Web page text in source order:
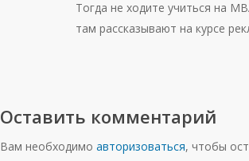
Тогда не ходите учиться на
там рассказывают на курсе
Оставить комментарий
Вам необходимо авторизоваться, чтобы